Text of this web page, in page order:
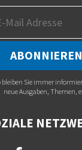
bleiben Sie immer
neue Ausgaben, Themen,